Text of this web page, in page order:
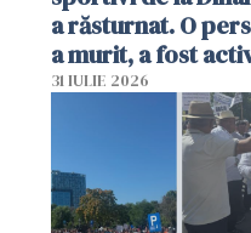
a răsturnat. O
a murit, a fost
planul roșu de
31 IULIE 2026